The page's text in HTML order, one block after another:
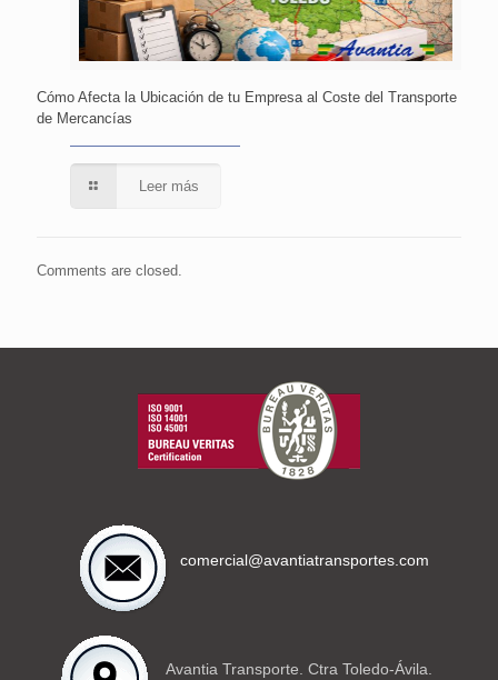
Cómo Afecta la Ubicación de tu Empresa al Coste del Transporte
de Mercancías
Leer más
Comments are closed.
comercial@avantiatransportes.com
Avantia Transporte. Ctra Toledo-Ávila.